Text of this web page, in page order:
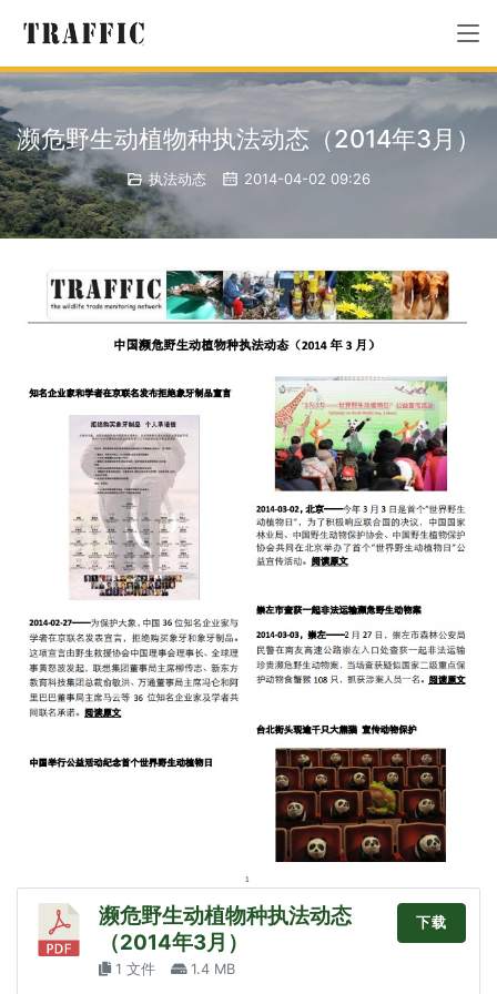
濒危野生动植物种执法动态（2014年3月）
执法动态 2014-04-02 09:26
濒危野生动植物种执法动态
（2014年3月）
1 文件 1.4 MB
下载